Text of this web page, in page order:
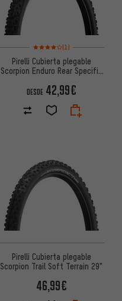
Valoración media: 4 de 5
(1)
Pirelli Cubierta plegable
Scorpion Enduro Rear Specific
DESDE 42,99€
Pirelli Cubierta plegable
Scorpion Trail Soft Terrain 29"
46,99€